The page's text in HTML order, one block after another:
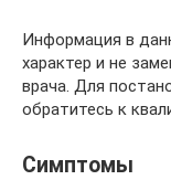
Информация в
характер и не
врача. Для
обратитесь к
Симптомы